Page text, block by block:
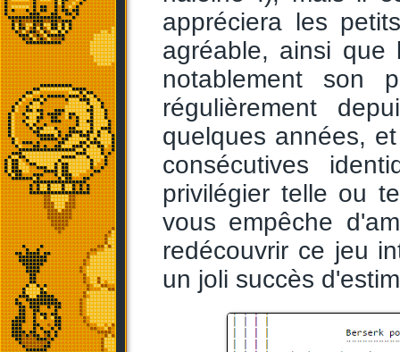
appréciera les
agréable, ainsi que
notablement son
régulièrement
quelques années,
consécutives
privilégier telle ou
vous empêche
redécouvrir ce jeu
un joli succès